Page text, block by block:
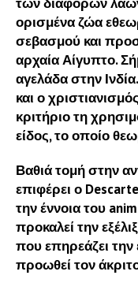
ορισμένα ζώα
σεβασμού και
αρχαία Αίγυπτο.
αγελάδα στην
και ο
κριτήριο τη
είδος, το οποίο
Βαθιά τομή στην
επιφέρει ο
την έννοια του
προκαλεί την
που επηρεάζει την
προωθεί τον